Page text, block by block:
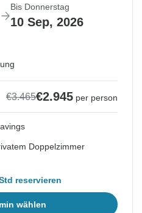
Bis Donnerstag
10 Sep, 2026
€3.465€2.945 per person
Doppelzimmer
reservieren
wählen